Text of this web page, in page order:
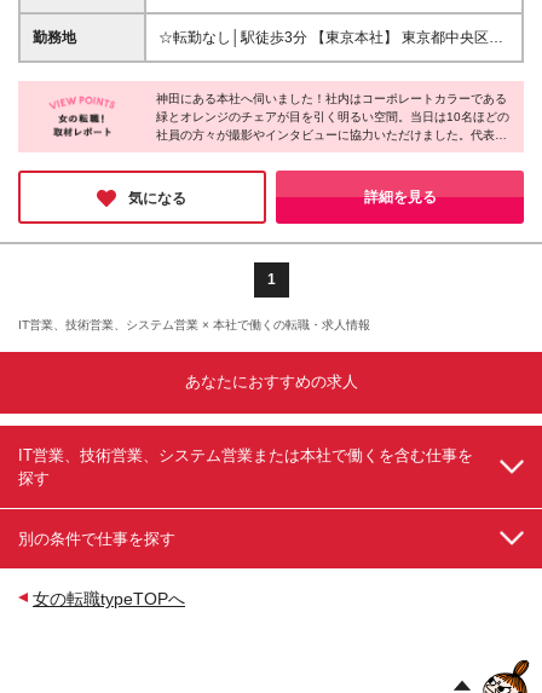
務経験がある方 ◆いずれの職種においても、仕事復
帰を考えている方
円以上も可 月給25万円～100万円＋賞与年2回 ※残業
代は基本給に応じて40時間分を支給。詳細は面接でお
はなし）
勤務地
☆転勤なし│駅徒歩3分 【東京本社】 東京都中央区日
本橋本町4-3-4 東海日本橋ビル 2F ※(変更の範囲)上記
を除く当社関連勤務地
神田にある本社へ伺いました！社内はコーポレートカラーである
緑とオレンジのチェアが目を引く明るい空間。当日は10名ほどの
社員の方々が撮影やインタビューに協力いただけました。代表・
永田氏をはじめ、皆さんとにかく穏やかでありながら、フランク
なコミュニケーションが特徴的。入社したばかりの社員の方へ
も、非常に丁寧に、フラットに接されていたのが印象に残ってい
ます。同社であれば安心して挑戦できると感じました！
気になる 詳細を見る
1
IT営業、技術営業、システム営業 × 本社で働くの転職・求人情報
あなたにおすすめの求人
IT営業、技術営業、システム営業または本社で働くを含む仕事を
探す
別の条件で仕事を探す
女の転職typeTOPへ